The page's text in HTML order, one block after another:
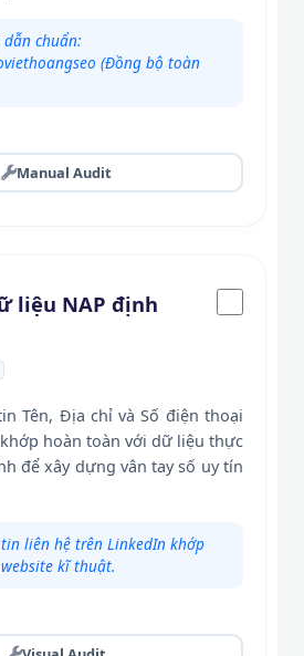
chuẩn:
(Đồng bộ toàn
Manual Audit
liệu NAP định
Tên, Địa chỉ và Số điện thoại
hoàn toàn với dữ liệu thực
để xây dựng vân tay số uy tín
liên hệ trên LinkedIn khớp
kĩ thuật.